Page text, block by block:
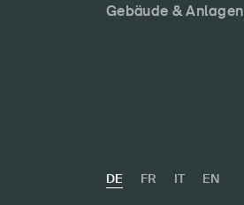
Gebäude & Anlagen
DE FR IT EN